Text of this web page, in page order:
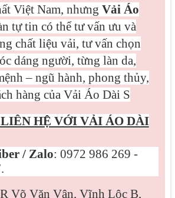
Việt Nam, nhưng Vải Áo
tự tin có thể tư vấn ưu và
chất liệu vải, tư vấn chọn
dáng người, từng làn da,
– ngũ hành, phong thủy,
hàng của Vải Áo Dài S
HỆ VỚI VẢI ÁO DÀI
/ Zalo: 0972 986 269 -
Võ Văn Vân, Vĩnh Lộc B,